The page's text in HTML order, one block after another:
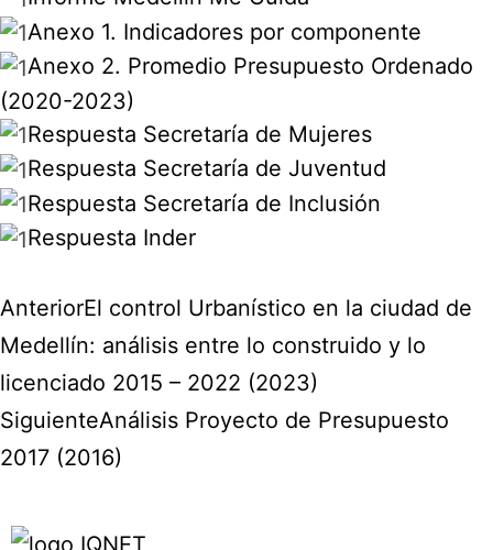
Anexo 1. Indicadores por componente
Anexo 2. Promedio Presupuesto Ordenado
(2020-2023)
Respuesta Secretaría de Mujeres
Respuesta Secretaría de Juventud
Respuesta Secretaría de Inclusión
Respuesta Inder
AnteriorEl control Urbanístico en la ciudad de
Medellín: análisis entre lo construido y lo
licenciado 2015 – 2022 (2023)
SiguienteAnálisis Proyecto de Presupuesto
2017 (2016)